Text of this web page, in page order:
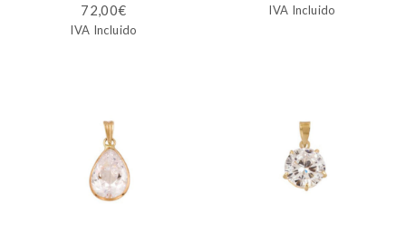
72,00€
IVA Incluido
IVA Incluido